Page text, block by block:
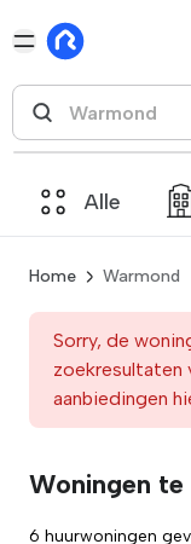
Alle
Home Warmond
Sorry, de
zoekresultaten
aanbiedingen
Woningen te
6 huurwoningen